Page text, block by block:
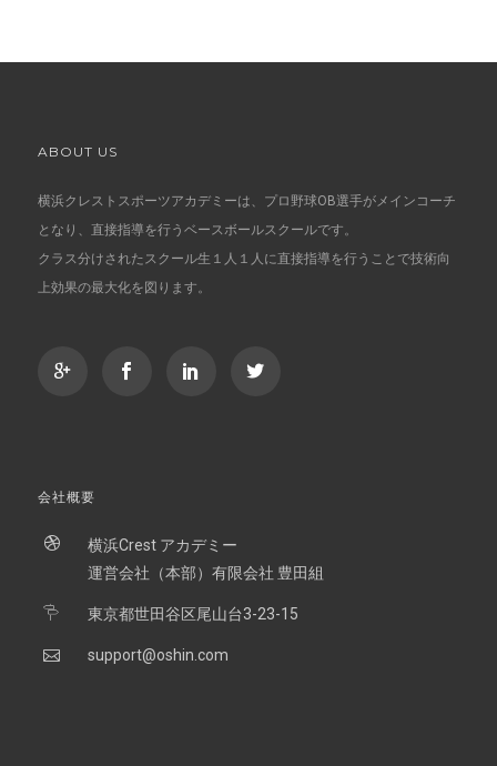
ABOUT US
横浜クレストスポーツアカデミーは、プロ野球OB選手がメインコーチ
となり、直接指導を行うベースボールスクールです。
クラス分けされたスクール生１人１人に直接指導を行うことで技術向
上効果の最大化を図ります。
会社概要
横浜Crest アカデミー
運営会社（本部）有限会社 豊田組
東京都世田谷区尾山台3-23-15
support@oshin.com